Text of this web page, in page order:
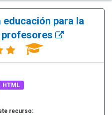
para la
HTML
recurso: